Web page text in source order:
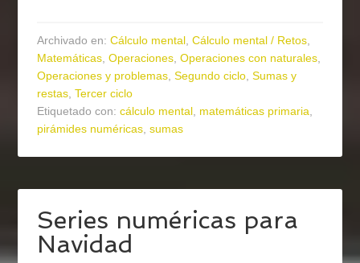
Archivado en:Cálculo mental,Cálculo mental / Retos,
Matemáticas,Operaciones,Operaciones con naturales,
Operaciones y problemas,Segundo ciclo,Sumas y
restas,Tercer ciclo
Etiquetado con:cálculo mental, matemáticas primaria,
pirámides numéricas,sumas
Series numéricas para
Navidad